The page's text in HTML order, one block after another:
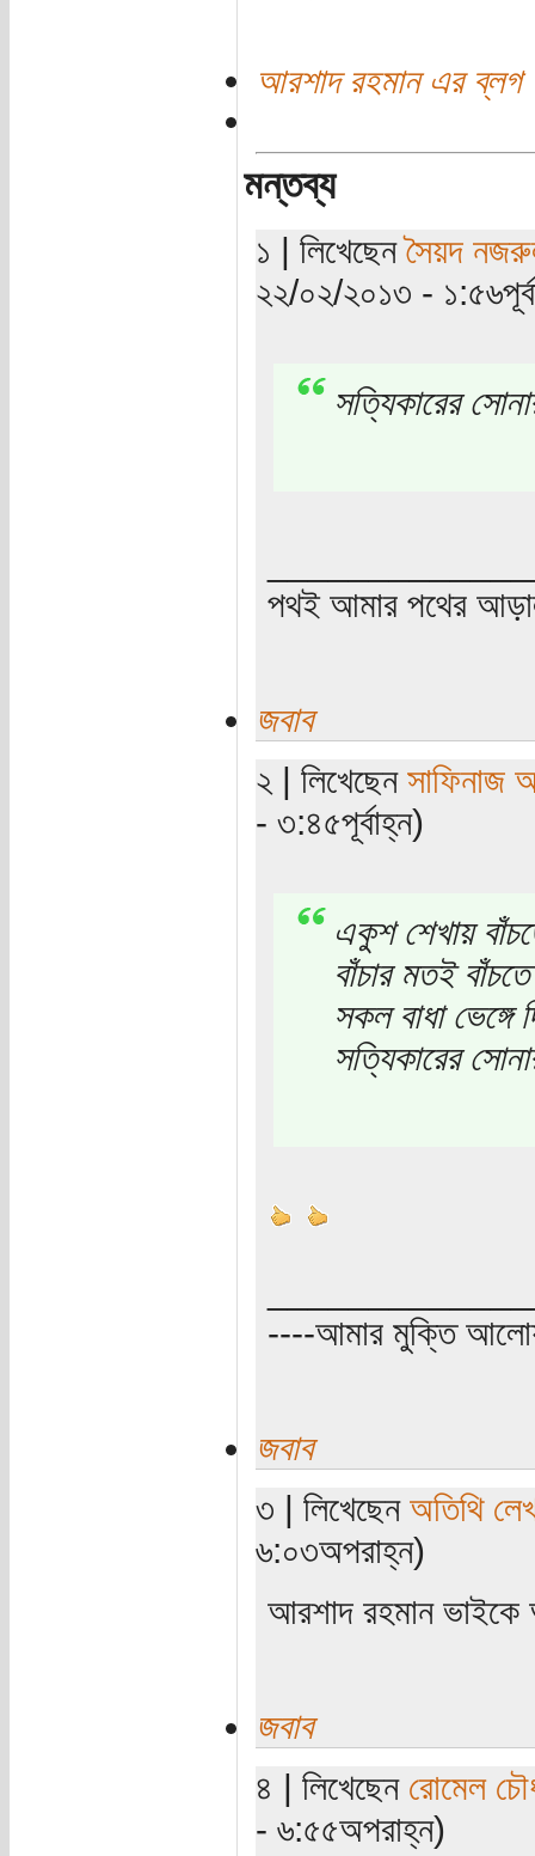
আরশাদ রহমান এর ব্লগ
মন্তব্য
১ | লিখেছেনসৈয়দ
২২/০২/২০১৩ -
সত্যিকারের
পথই আমার পথের
জবাব
২ | লিখেছেন সাফিনাজ
- ৩:৪৫পূর্বাহ্ন)
একুশ শেখায়
বাঁচার মতই
সকল বাধা ভেঙ্গে
সত্যিকারের
----আমার মুক্তি
জবাব
৩ | লিখেছেন অতিথি
৬:০৩অপরাহ্ন)
আরশাদ রহমান ভাইকে
জবাব
৪ | লিখেছেন রোমেল
- ৬:৫৫অপরাহ্ন)